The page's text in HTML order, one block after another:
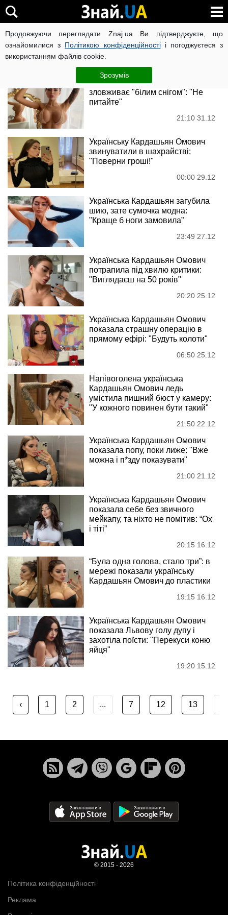
Продовжуючи переглядати Znaj.ua Ви підтверджуєте, що
ознайомилися з Політикою конфіденційностіі погоджуєтеся з
використанням файлів cookie.
Зрозумів
українська Кардашьян
Новини
Українська Кардашьян Омович
зловживає "білим снігом": "Не
питайте"
21:10 31.12
Українську Кардашьян Омович
звинуватили в шахрайстві:
"Поверни гроші!"
00:00 29.12
Українська Кардашьян загубила
шию, зате сумочка модна:
"Краще б ноги замовила”
23:49 27.12
Українська Кардашьян Омович
потрапила під хвилю критики:
"Виглядаєш на 50 років"
20:20 25.12
Українська Кардашьян Омович
показала страшну операцію в
прямому ефірі: "Будуть колоти"
06:50 25.12
Напівоголена українська
Кардашьян Омович ледь
умістила пишний бюст у камеру:
"У кожного повинен бути такий"
21:50 22.12
Українська Кардашьян Омович
показала попу, поки лиже: "Вже
можна і п*зду показувати"
21:00 21.12
Українська Кардашьян Омович
показала себе без звичного
мейкапу, та ніхто не помітив: “Ох
і тіті”
20:15 16.12
“Була одна голова, стало три”: в
мережі показали українську
Кардашьян Омович до пластики
19:15 16.12
Українська Кардашьян Омович
показала Львову голу дупу і
захотіла поїсти: "Перекуси коню
яйця"
19:20 15.12
‹ 1 2 ... 7 12 13
Політика конфіденційності
Реклама
© 2015 - 2026